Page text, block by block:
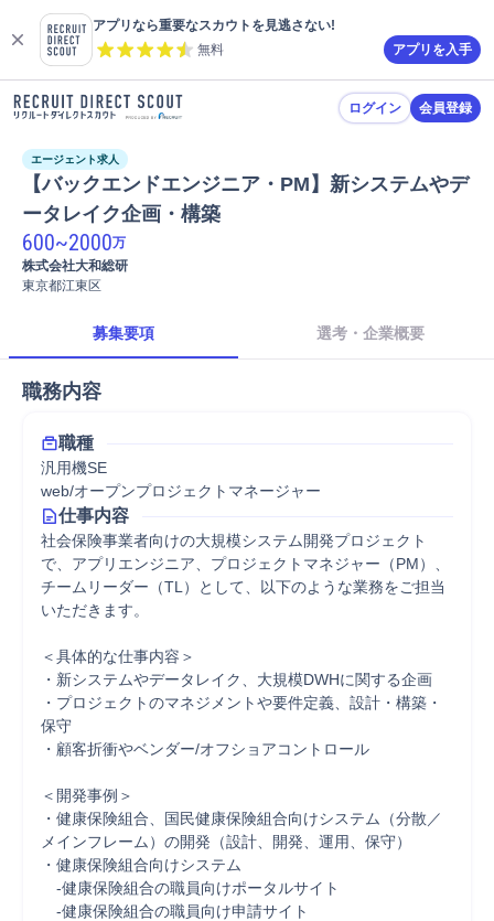
アプリなら重要なスカウトを見逃さない!
無料
アプリを入手
ログイン 会員登録
エージェント求人
【バックエンドエンジニア・PM】新システムやデ
ータレイク企画・構築
600~2000万
株式会社大和総研
東京都江東区
募集要項 選考・企業概要
職務内容
職種
汎用機SE
web/オープンプロジェクトマネージャー
仕事内容
社会保険事業者向けの大規模システム開発プロジェクト
で、アプリエンジニア、プロジェクトマネジャー（PM）、
チームリーダー（TL）として、以下のような業務をご担当
いただきます。
＜具体的な仕事内容＞
・新システムやデータレイク、大規模DWHに関する企画
・プロジェクトのマネジメントや要件定義、設計・構築・
保守
・顧客折衝やベンダー/オフショアコントロール
＜開発事例＞
・健康保険組合、国民健康保険組合向けシステム（分散／
メインフレーム）の開発（設計、開発、運用、保守）
・健康保険組合向けシステム
-健康保険組合の職員向けポータルサイト
-健康保険組合の職員向け申請サイト